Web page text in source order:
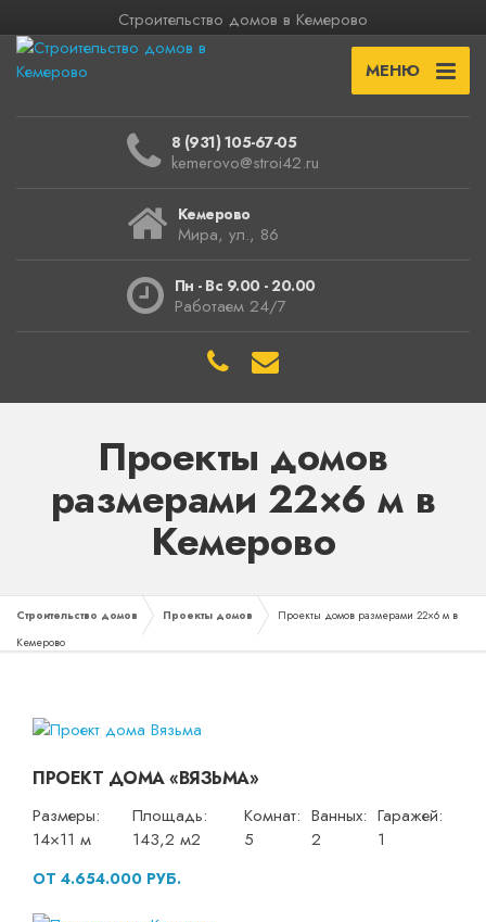
Строительство домов в Кемерово
МЕНЮ
8 (931) 105-67-05
kemerovo@stroi42.ru
Кемерово
Мира, ул., 86
Пн - Вс 9.00 - 20.00
Работаем 24/7
Проекты домов
размерами 22×6 м в
Кемерово
Строительство домов Проекты домов
Проекты домов размерами 22×6 м в
Кемерово
ПРОЕКТ ДОМА «ВЯЗЬМА»
Размеры:
14×11 м
Площадь:
143,2 м2
Комнат:
5
Ванных:
2
Гаражей:
1
ОТ 4.654.000 РУБ.